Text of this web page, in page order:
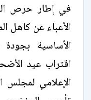
في إطار حرص
الأعباء عن كاهل
الأساسية
اقتراب عيد
الإعلامي لمجلس